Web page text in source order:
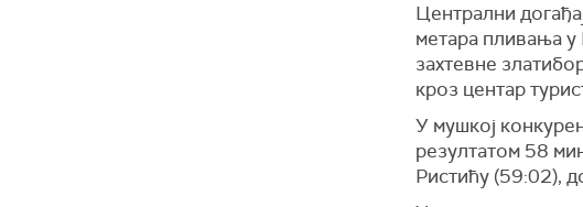
Централни
метара пливања
захтевне
кроз центар
У мушкој
резултатом 58
Ристићу (59:02),